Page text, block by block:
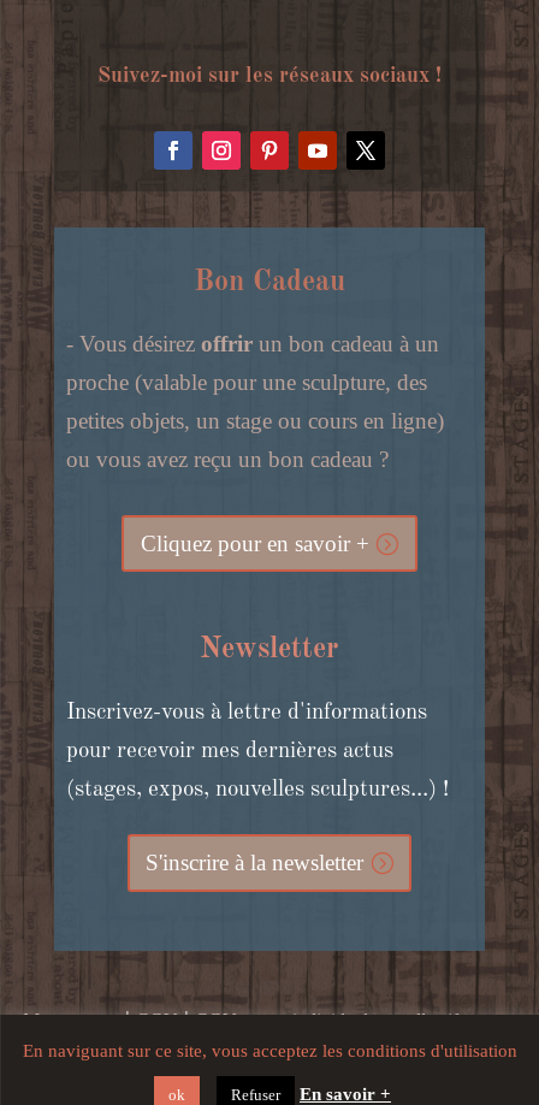
Suivez-moi sur les réseaux sociaux !
Bon Cadeau
- Vous désirez offrir un bon cadeau à un
proche (valable pour une sculpture, des
petites objets, un stage ou cours en ligne)
ou vous avez reçu un bon cadeau ?
Cliquez pour en savoir +
Newsletter
Inscrivez-vous à lettre d'informations
pour recevoir mes dernières actus
(stages, expos, nouvelles sculptures...) !
S'inscrire à la newsletter
Mon compte|CGV|CGV stages individuels et collectifs, cours
en ligne et bons cadeaux|Mentions légales, crédits, confidentialité
et utilisation du site
En naviguant sur ce site, vous acceptez les conditions d'utilisation
ok Refuser En savoir +